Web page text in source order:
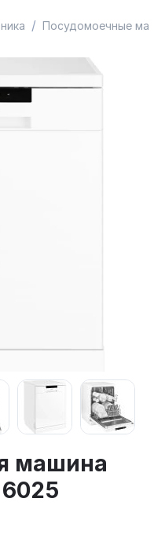
/ Посудомоечные
машина